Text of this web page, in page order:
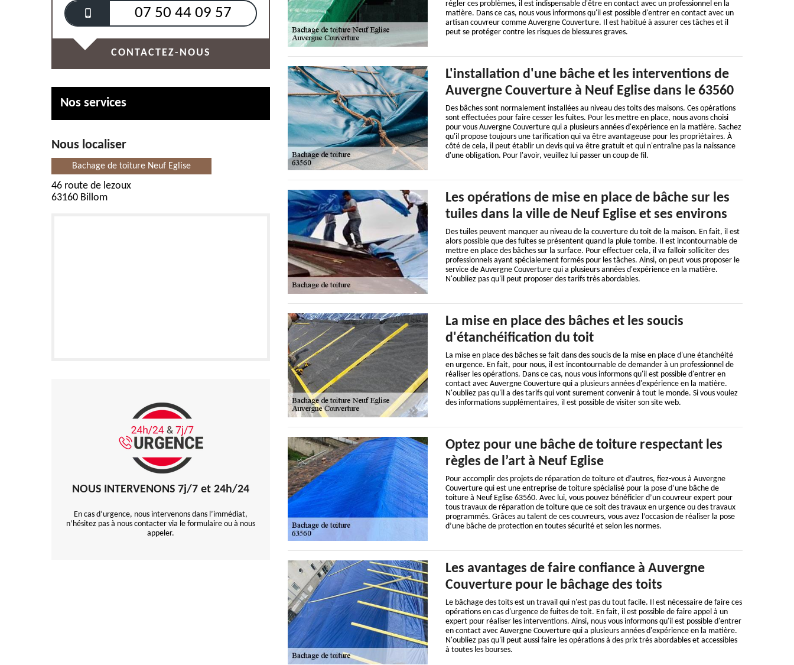
07 50 44 09 57
CONTACTEZ-NOUS
Nos services
Nous localiser
Bachage de toiture Neuf Eglise
46 route de lezoux
63160 Billom
NOUS INTERVENONS 7j/7 et 24h/24
En cas d’urgence, nous intervenons dans l’immédiat,
n’hésitez pas à nous contacter via le formulaire ou à nous
appeler.
régler ces problèmes, il est indispensable d'être en contact avec un professionnel en la
matière. Dans ce cas, nous vous informons qu'il est possible d'entrer en contact avec un
artisan couvreur comme Auvergne Couverture. Il est habitué à assurer ces tâches et il
peut se protéger contre les risques de blessures graves.
L'installation d'une bâche et les interventions de
Auvergne Couverture à Neuf Eglise dans le 63560
Des bâches sont normalement installées au niveau des toits des maisons. Ces opérations
sont effectuées pour faire cesser les fuites. Pour les mettre en place, nous avons choisi
pour vous Auvergne Couverture qui a plusieurs années d'expérience en la matière. Sachez
qu'il propose toujours une tarification qui va être avantageuse pour les propriétaires. À
côté de cela, il peut établir un devis qui va être gratuit et qui n'entraîne pas la naissance
d'une obligation. Pour l'avoir, veuillez lui passer un coup de fil.
Les opérations de mise en place de bâche sur les
tuiles dans la ville de Neuf Eglise et ses environs
Des tuiles peuvent manquer au niveau de la couverture du toit de la maison. En fait, il est
alors possible que des fuites se présentent quand la pluie tombe. Il est incontournable de
mettre en place des bâches sur la surface. Pour effectuer cela, il va falloir solliciter des
professionnels ayant spécialement formés pour les tâches. Ainsi, on peut vous proposer le
service de Auvergne Couverture qui a plusieurs années d'expérience en la matière.
N'oubliez pas qu'il peut proposer des tarifs très abordables.
La mise en place des bâches et les soucis
d'étanchéification du toit
La mise en place des bâches se fait dans des soucis de la mise en place d'une étanchéité
en urgence. En fait, pour nous, il est incontournable de demander à un professionnel de
réaliser les opérations. Dans ce cas, nous vous informons qu'il est possible d'entrer en
contact avec Auvergne Couverture qui a plusieurs années d'expérience en la matière.
N'oubliez pas qu'il a des tarifs qui vont surement convenir à tout le monde. Si vous voulez
des informations supplémentaires, il est possible de visiter son site web.
Optez pour une bâche de toiture respectant les
règles de l’art à Neuf Eglise
Pour accomplir des projets de réparation de toiture et d’autres, fiez-vous à Auvergne
Couverture qui est une entreprise de toiture spécialisé pour la pose d’une bâche de
toiture à Neuf Eglise 63560. Avec lui, vous pouvez bénéficier d’un couvreur expert pour
tous travaux de réparation de toiture que ce soit des travaux en urgence ou des travaux
programmés. Grâces au talent de ces couvreurs, vous avez l’occasion de réaliser la pose
d’une bâche de protection en toutes sécurité et selon les normes.
Les avantages de faire confiance à Auvergne
Couverture pour le bâchage des toits
Le bâchage des toits est un travail qui n'est pas du tout facile. Il est nécessaire de faire ces
opérations en cas d'urgence de fuites de toit. En fait, il est possible de faire appel à un
expert pour réaliser les interventions. Ainsi, nous vous informons qu'il est possible d'entrer
en contact avec Auvergne Couverture qui a plusieurs années d'expérience en la matière.
N'oubliez pas qu'il peut aussi faire les opérations à des prix très abordables et accessibles
à toutes les bourses.